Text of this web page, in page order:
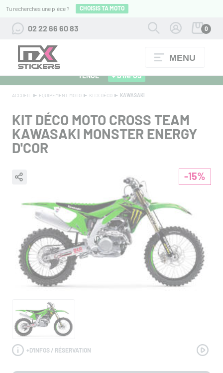
Tu recherches une pièce ? CHOISIS TA MOTO
02 22 66 60 83 0
MENU
ALPINESTARS 27 : FLOCAGE OFFERT POUR L'ACHAT D'UNE
TENUE
+ D'INFOS
ACCUEIL EQUIPEMENT MOTO KITS DÉCO KAWASAKI
KIT DÉCO MOTO CROSS TEAM
KAWASAKI MONSTER ENERGY
D'COR
-15%
+D'INFOS / RÉSERVATION